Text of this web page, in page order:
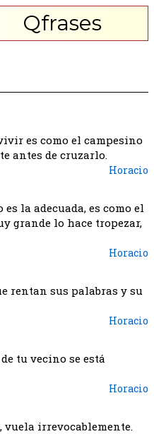
Qfrases
es como el campesino
antes de cruzarlo.
Horacio
la adecuada, es como el
grande lo hace tropezar,
Horacio
rentan sus palabras y su
Horacio
tu vecino se está
Horacio
vuela irrevocablemente.